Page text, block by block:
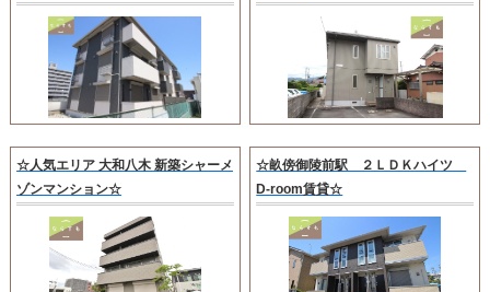
☆人気エリア 大和八木 新築シャーメ
ゾンマンション☆
☆畝傍御陵前駅 ２ＬＤＫハイツ
D-room賃貸☆